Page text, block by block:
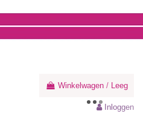
Winkelwagen / Leeg
Inloggen